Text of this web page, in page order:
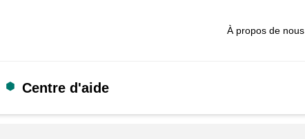
À propos de nous
Centre d'aide